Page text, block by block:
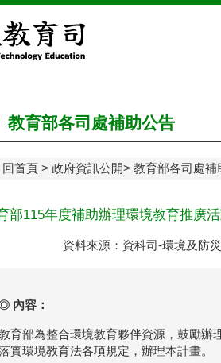
教育部各司處補助公告
回首頁 政府資訊公開 教育部各司處補
部115年度補助辦理環境教育推廣
資料來源：資科司-環境及防
內容：
育部為整合環境教育夥伴資源，鼓勵辦
實環境教育法各項規定，辦理本計畫。